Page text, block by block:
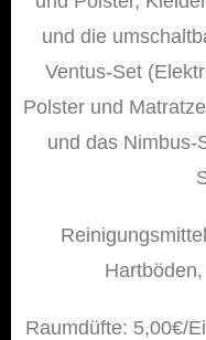
und die
Ventus-Set
Polster und
und das Nimbus-
Raumdüfte: 5,00€/